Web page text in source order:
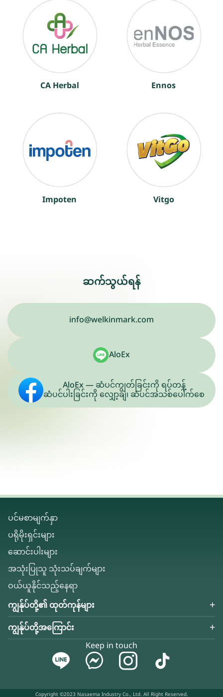
CA Herbal Ennos
Impoten Vitgo
ဆက်သွယ်ရန်
info@welkinmark.com
AloEx
AloEx — ဆံပင်ကျွတ်ခြင်းကို ရပ်တန့်
ဆံပင်ပါးခြင်းကို လျှော့ချ၊ ဆံပင်အသစ်ပေါက်စေ
ပင်မစာမျက်နှာ
ပရိုမိုးရှင်းများ
ဆောင်းပါးများ
အသုံးပြုသူ သုံးသပ်ချက်များ
ဝယ်ယူနိုင်သည့်နေရာ
ကျွန်ုပ်တို့၏ ထုတ်ကုန်များ
ကျွန်ုပ်တို့အကြောင်း
Keep in touch
Copyright ©2023 Nasaema Industry Co., Ltd. All Right Reserved.